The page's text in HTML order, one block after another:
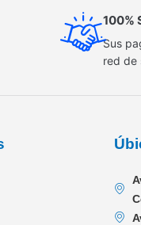
100%
Sus
red de